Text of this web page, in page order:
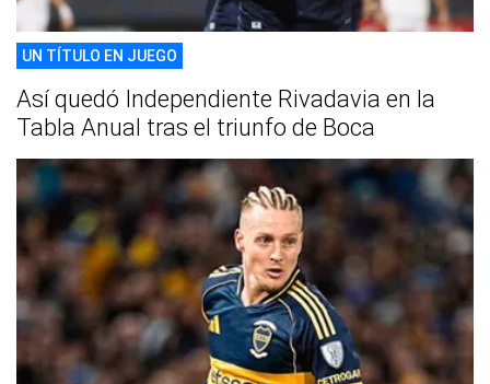
UN TÍTULO EN JUEGO
Así quedó Independiente Rivadavia en la
Tabla Anual tras el triunfo de Boca